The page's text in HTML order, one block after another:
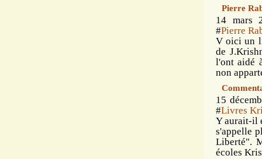
Pierre
14 mars
#Pierre
V oici un
de
l'ont aidé
non
15
#Livres
Y aurait-il
s'appelle
Liberté".
écoles